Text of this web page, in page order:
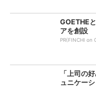
GOETHE
アを創設
PR(FINCHI on
「上司の
ュニケー